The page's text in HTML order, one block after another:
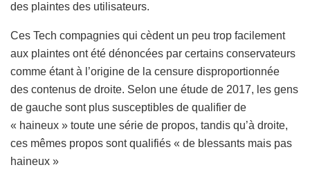
des plaintes des utilisateurs.
Ces Tech compagnies qui cèdent un peu trop facilement
aux plaintes ont été dénoncées par certains conservateurs
comme étant à l’origine de la censure disproportionnée
des contenus de droite. Selon une étude de 2017, les gens
de gauche sont plus susceptibles de qualifier de
« haineux » toute une série de propos, tandis qu’à droite,
ces mêmes propos sont qualifiés « de blessants mais pas
haineux »